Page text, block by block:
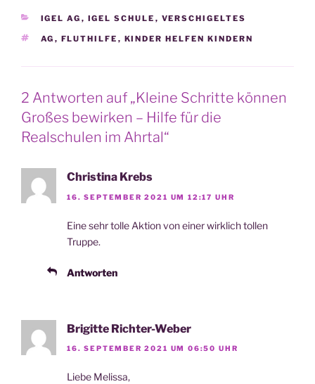
KATEGORIEN
IGEL AG , IGEL SCHULE , VERSCHIGELTES
SCHLAGWÖRTER
AG , FLUTHILFE , KINDER HELFEN KINDERN
2 Antworten auf „Kleine Schritte können
Großes bewirken – Hilfe für die
Realschulen im Ahrtal“
Christina Krebs
16. SEPTEMBER 2021 UM 12:17 UHR
Eine sehr tol­le Akti­on von einer wirk­lich tol­len
Truppe.
Antworten
Brigitte Richter-Weber
16. SEPTEMBER 2021 UM 06:50 UHR
Lie­be Melissa,